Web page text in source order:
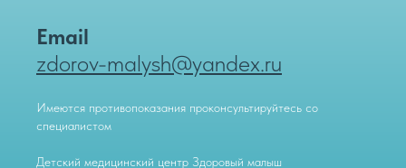
Email
zdorov-malysh@yandex.ru
Имеются противопоказания проконсультируйтесь со
специалистом
Детский медицинский центр Здоровый малыш